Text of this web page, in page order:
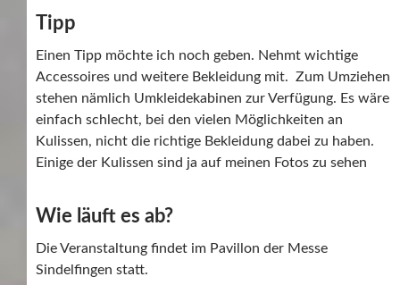
Tipp
Einen Tipp möchte ich noch geben. Nehmt wichtige
Accessoires und weitere Bekleidung mit. Zum Umziehen
stehen nämlich Umkleidekabinen zur Verfügung. Es wäre
einfach schlecht, bei den vielen Möglichkeiten an
Kulissen, nicht die richtige Bekleidung dabei zu haben.
Einige der Kulissen sind ja auf meinen Fotos zu sehen
Wie läuft es ab?
Die Veranstaltung findet im Pavillon der Messe
Sindelfingen statt.